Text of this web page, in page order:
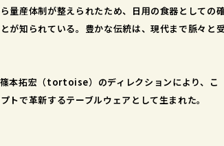
量産体制が整えられたため、日用の食器としての
が知られている。豊かな伝統は、現代まで脈々と
本拓宏（tortoise）のディレクションにより、こ
トで革新するテーブルウェアとして生まれた。